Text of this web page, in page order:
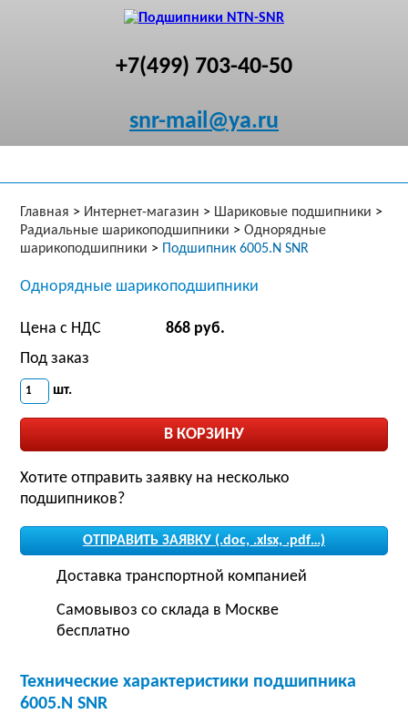
+7(499) 703-40-50
snr-mail@ya.ru
Главная > Интернет-магазин > Шариковые подшипники >
Радиальные шарикоподшипники > Однорядные
шарикоподшипники > Подшипник 6005.N SNR
Однорядные шарикоподшипники
Цена с НДС
868 руб.
Под заказ
шт.
Хотите отправить заявку на несколько
подшипников?
ОТПРАВИТЬ ЗАЯВКУ (.doc, .xlsx, .pdf…)
Доставка транспортной компанией
Самовывоз со склада в Москве
бесплатно
Технические характеристики подшипника
6005.N SNR